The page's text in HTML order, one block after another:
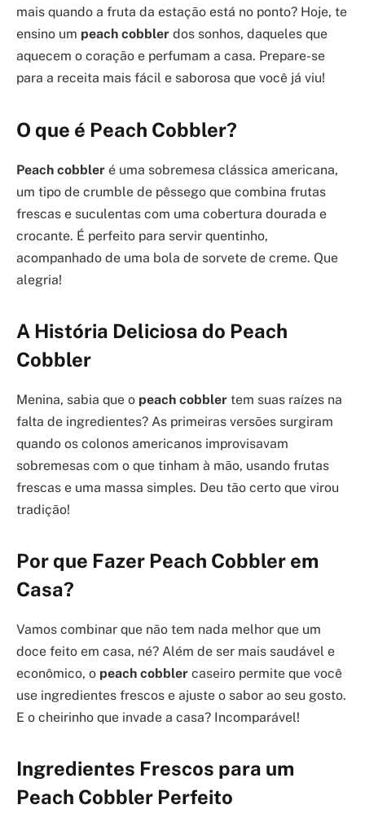
mais quando a fruta da estação está no ponto? Hoje, te
ensino um peach cobbler dos sonhos, daqueles que
aquecem o coração e perfumam a casa. Prepare-se
para a receita mais fácil e saborosa que você já viu!
O que é Peach Cobbler?
Peach cobbler é uma sobremesa clássica americana,
um tipo de crumble de pêssego que combina frutas
frescas e suculentas com uma cobertura dourada e
crocante. É perfeito para servir quentinho,
acompanhado de uma bola de sorvete de creme. Que
alegria!
A História Deliciosa do Peach
Cobbler
Menina, sabia que o peach cobbler tem suas raízes na
falta de ingredientes? As primeiras versões surgiram
quando os colonos americanos improvisavam
sobremesas com o que tinham à mão, usando frutas
frescas e uma massa simples. Deu tão certo que virou
tradição!
Por que Fazer Peach Cobbler em
Casa?
Vamos combinar que não tem nada melhor que um
doce feito em casa, né? Além de ser mais saudável e
econômico, o peach cobbler caseiro permite que você
use ingredientes frescos e ajuste o sabor ao seu gosto.
E o cheirinho que invade a casa? Incomparável!
Ingredientes Frescos para um
Peach Cobbler Perfeito